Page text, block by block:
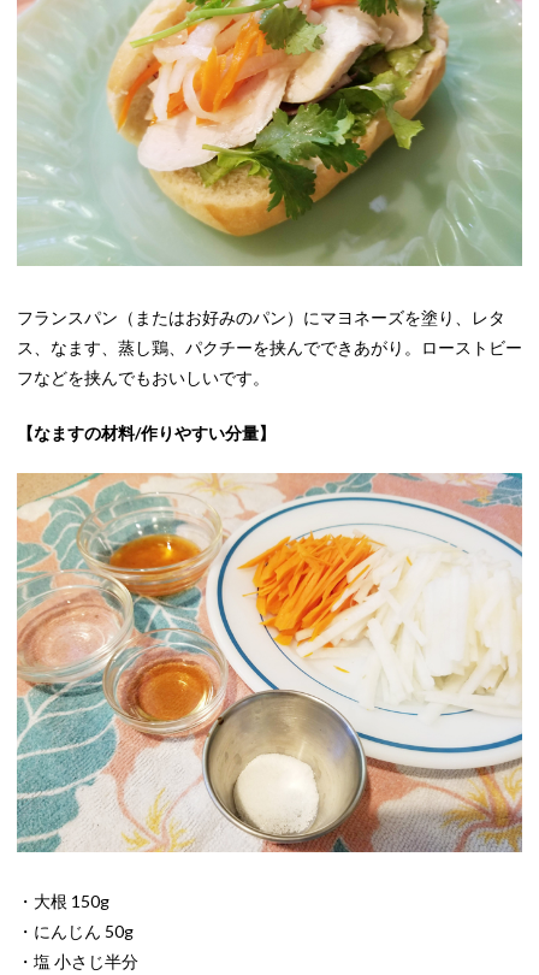
フランスパン（またはお好みのパン）にマヨネーズを塗り、レタ
ス、なます、蒸し鶏、パクチーを挟んでできあがり。ローストビー
フなどを挟んでもおいしいです。
【なますの材料/作りやすい分量】
・大根 150g
・にんじん 50g
・塩 小さじ半分